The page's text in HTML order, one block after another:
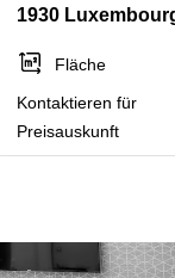
1930
Fläche
Kontaktieren für
Preisauskunft